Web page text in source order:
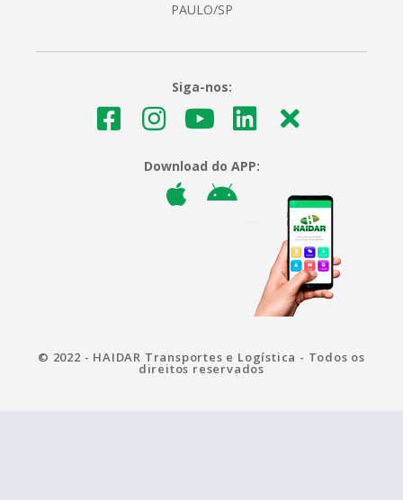
PAULO/SP
Siga-nos:
Download do APP:
© 2022 - HAIDAR Transportes e Logística - Todos os
direitos reservados